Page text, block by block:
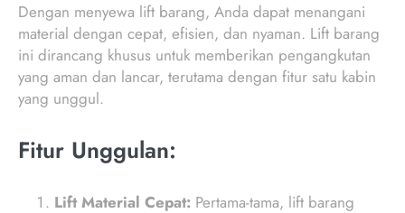
Dengan menyewa lift barang, Anda dapat menangani
material dengan cepat, efisien, dan nyaman. Lift barang
ini dirancang khusus untuk memberikan pengangkutan
yang aman dan lancar, terutama dengan fitur satu kabin
yang unggul.
Fitur Unggulan:
Lift Material Cepat: Pertama-tama, lift barang